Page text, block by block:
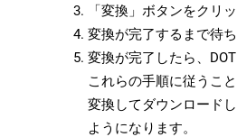
「変換」ボタンをクリ
変換が完了するまで待ち
変換が完了したら、
これらの手順に従うこ
変換してダウンロード
ようになります。